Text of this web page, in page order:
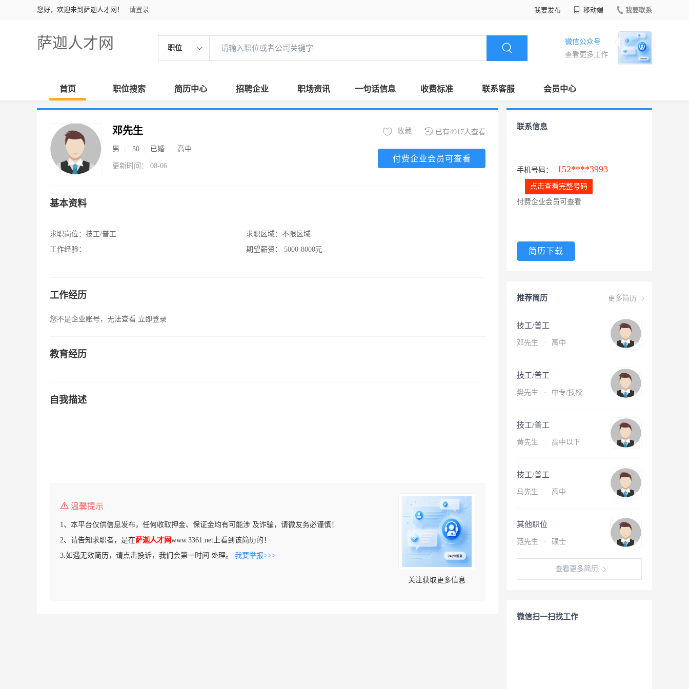
您好，欢迎来到萨迦人才网！ 请登录 我要发布 移动端 我要联系
萨迦人才网 职位
微信公众号
查看更多工作
首页 职位搜索 简历中心 招聘企业 职场资讯 一句话信息 收费标准 联系客服 会员中心
邓先生
男 50 已婚 高中
更新时间： 08-06
已有4917人查看
收藏
付费企业会员可查看
基本资料
求职岗位： 技工/普工
工作经验：
求职区域： 不限区域
期望薪资：
5000-8000元
工作经历
您不是企业账号，无法查看 立即登录
教育经历
自我描述
温馨提示
1、本平台仅供信息发布，任何收取押金、保证金均有可能涉 及诈骗，请微友务必谨慎！
2、请告知求职者，是在萨迦人才网www.3361.net上看到该简历的！
3.如遇无效简历，请点击投诉，我们会第一时间 处理。 我要举报>>>
关注获取更多信息
联系信息
手机号码： 152****3993
点击查看完整号码
付费企业会员可查看
简历下载
更多简历
推荐简历
技工/普工
邓先生 · 高中
技工/普工
樊先生 · 中专/技校
技工/普工
黄先生 · 高中以下
技工/普工
马先生 · 高中
其他职位
范先生 · 硕士
查看更多简历
微信扫一扫找工作